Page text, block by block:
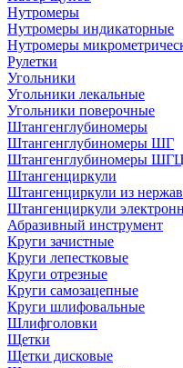
Нутромеры
Нутромеры индикаторные
Нутромеры
Рулетки
Угольники
Угольники лекальные
Угольники поверочные
Штангенглубиномеры
Штангенглубиномеры ШГ
Штангенглубиномеры ШГЦ
Штангенциркули
Штангенциркули из
Штангенциркули
Абразивный инструмент
Круги зачистные
Круги лепестковые
Круги отрезные
Круги самозацепные
Круги шлифовальные
Шлифголовки
Щетки
Щетки дисковые